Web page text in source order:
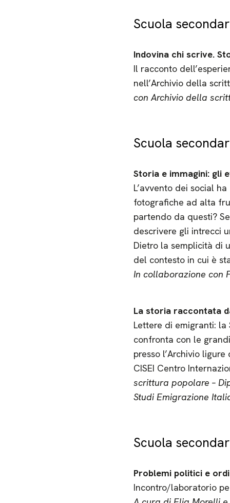
Scuola
Indovina chi scrive.
Il racconto
nell’Archivio della
con Archivio della
Scuola
Storia e immagini: gli
L’avvento dei social
fotografiche ad alta
partendo da questi?
descrivere gli intrecci
Dietro la semplicità di
del contesto in cui è
In collaborazione con
La storia raccontata
Lettere di emigranti: la
confronta con le
presso l’Archivio
CISEI Centro
scrittura popolare –
Studi Emigrazione
Scuola
Problemi politici e
Incontro/laboratorio